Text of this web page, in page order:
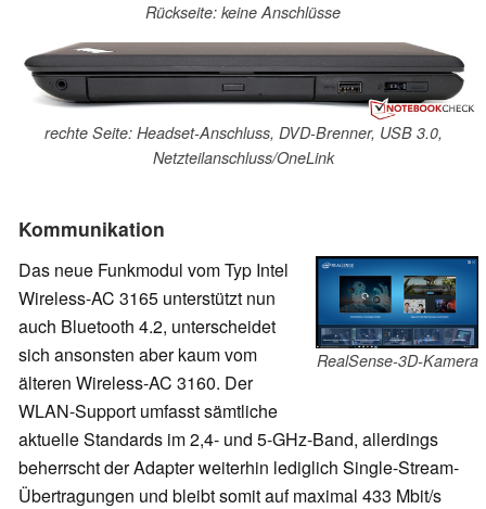
Rückseite: keine Anschlüsse
rechte Seite: Headset-Anschluss, DVD-Brenner, USB 3.0,
Netzteilanschluss/OneLink
Kommunikation
RealSense-3D-Kamera
Das neue Funkmodul vom Typ Intel
Wireless-AC 3165 unterstützt nun
auch Bluetooth 4.2, unterscheidet
sich ansonsten aber kaum vom
älteren Wireless-AC 3160. Der
WLAN-Support umfasst sämtliche
aktuelle Standards im 2,4- und 5-GHz-Band, allerdings
beherrscht der Adapter weiterhin lediglich Single-Stream-
Übertragungen und bleibt somit auf maximal 433 Mbit/s